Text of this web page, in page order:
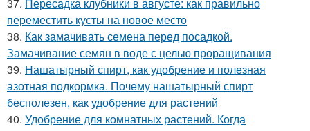
переместить кусты на новое место
38. Как замачивать семена перед посадкой.
Замачивание семян в воде с целью проращивания
39. Нашатырный спирт, как удобрение и полезная
азотная подкормка. Почему нашатырный спирт
бесполезен, как удобрение для растений
40. Удобрение для комнатных растений. Когда